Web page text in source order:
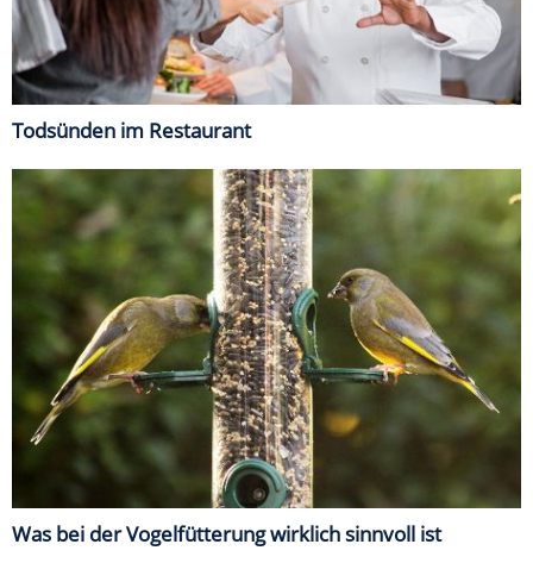
Todsünden im Restaurant
Was bei der Vogelfütterung wirklich sinnvoll ist